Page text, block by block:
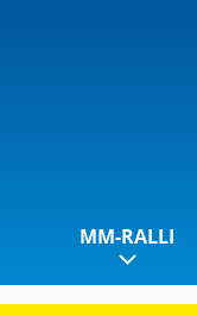
MM-RALLI